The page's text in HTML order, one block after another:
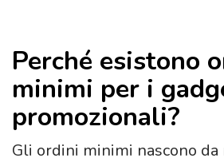
Perché esistono
minimi per i
promozionali?
Gli ordini minimi nascono da